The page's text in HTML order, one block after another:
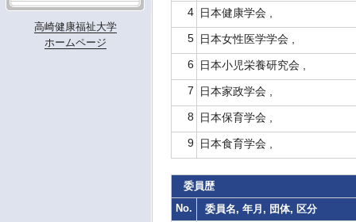
高崎健康福祉大学
ホームページ
4 日本健康学会 ,
5 日本女性医学学会 ,
6
日本小児栄養研究会 ,
7
日本家政学会 ,
8
日本保育学会 ,
9 日本食育学会 ,
委員歴
No.
委員名, 年月, 団体, 区分